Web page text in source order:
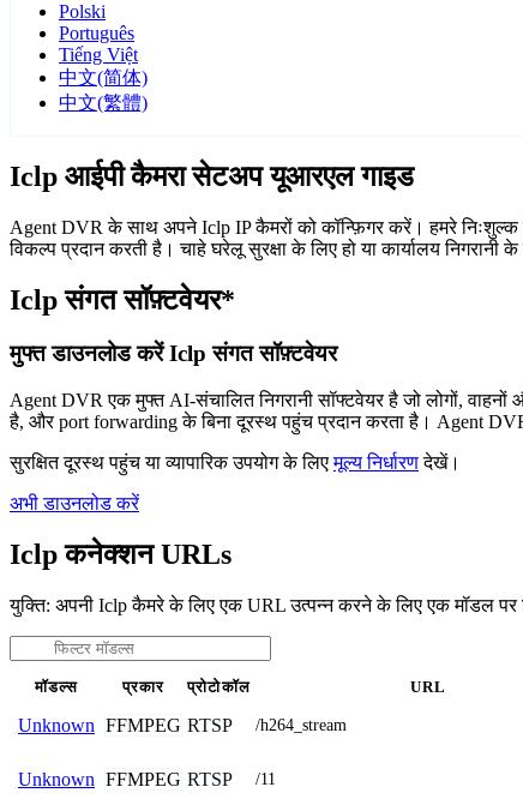
Polski
Português
Tiếng Việt
中文(简体)
中文(繁體)
Iclp आईपी कैमरा सेटअप यूआरएल गाइड
Agent DVR के साथ अपने Iclp IP कैमरों को कॉन्फ़िगर करें। हमरे निःशुल्क
विकल्प प्रदान करती है। चाहे घरेलू सुरक्षा के लिए हो या कार्यालय
Iclp संगत सॉफ़्टवेयर*
मुफ्त डाउनलोड करें Iclp संगत सॉफ़्टवेयर
Agent DVR एक मुफ्त AI-संचालित निगरानी सॉफ्टवेयर है जो लोगों,
है, और port forwarding के बिना दूरस्थ पहुंच प्रदान करता है। Agent
सुरक्षित दूरस्थ पहुंच या व्यापारिक उपयोग के लिएमूल्य निर्धारणदेखें।
अभी डाउनलोड करें
Iclp कनेक्शन URLs
युक्ति: अपनी Iclp कैमरे के लिए एक URL उत्पन्न करने के लिए एक मॉडल
मॉडल्स प्रकार प्रोटोकॉल URL
Unknown FFMPEG RTSP /h264_stream
Unknown FFMPEG RTSP /11